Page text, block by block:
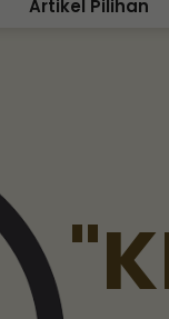
Artikel Pilihan
"K